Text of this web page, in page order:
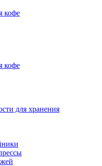
кофе
кофе
для хранения